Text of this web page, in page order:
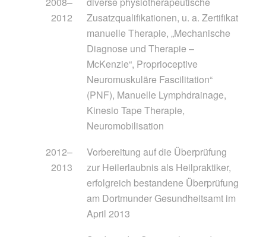
2012
Zusatzqualifikationen, u. a. Zertifikat
manuelle Therapie, „Mechanische
Diagnose und Therapie –
McKenzie“, Proprioceptive
Neuromuskuläre Fascilitation“
(PNF), Manuelle Lymphdrainage,
Kinesio Tape Therapie,
Neuromobilisation
2012–
2013
Vorbereitung auf die Überprüfung
zur Heilerlaubnis als Heilpraktiker,
erfolgreich bestandene Überprüfung
am Dortmunder Gesundheitsamt im
April 2013